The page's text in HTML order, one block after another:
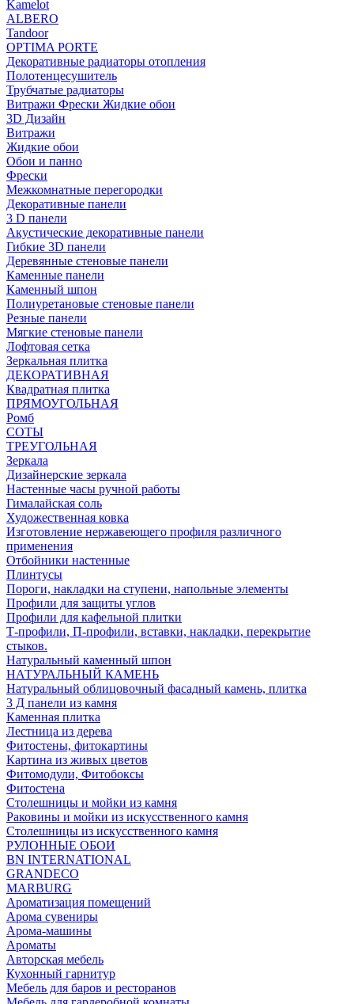
Kamelot
ALBERO
Tandoor
OPTIMA PORTE
Декоративные радиаторы отопления
Полотенцесушитель
Трубчатые радиаторы
Витражи Фрески Жидкие обои
3D Дизайн
Витражи
Жидкие обои
Обои и панно
Фрески
Межкомнатные перегородки
Декоративные панели
3 D панели
Акустические декоративные панели
Гибкие 3D панели
Деревянные стеновые панели
Каменные панели
Каменный шпон
Полиуретановые стеновые панели
Резные панели
Мягкие стеновые панели
Лофтовая сетка
Зеркальная плитка
ДЕКОРАТИВНАЯ
Квадратная плитка
ПРЯМОУГОЛЬНАЯ
Ромб
СОТЫ
ТРЕУГОЛЬНАЯ
Зеркала
Дизайнерские зеркала
Настенные часы ручной работы
Гималайская соль
Художественная ковка
Изготовление нержавеющего профиля различного
применения
Отбойники настенные
Плинтусы
Пороги, накладки на ступени, напольные элементы
Профили для защиты углов
Профили для кафельной плитки
Т-профили, П-профили, вставки, накладки, перекрытие
стыков.
Натуральный каменный шпон
НАТУРАЛЬНЫЙ КАМЕНЬ
Натуральный облицовочный фасадный камень, плитка
3 Д панели из камня
Каменная плитка
Лестница из дерева
Фитостены, фитокартины
Картина из живых цветов
Фитомодули, Фитобоксы
Фитостена
Столешницы и мойки из камня
Раковины и мойки из искусственного камня
Столешницы из искусственного камня
РУЛОННЫЕ ОБОИ
BN INTERNATIONAL
GRANDECO
MARBURG
Ароматизация помещений
Арома сувениры
Арома-машины
Ароматы
Авторская мебель
Кухонный гарнитур
Мебель для баров и ресторанов